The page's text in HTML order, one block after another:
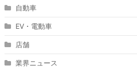
自動車
EV・電動車
店舗
業界ニュース